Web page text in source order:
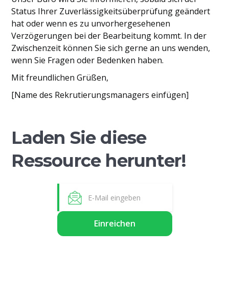
Status Ihrer Zuverlässigkeitsüberprüfung geändert
hat oder wenn es zu unvorhergesehenen
Verzögerungen bei der Bearbeitung kommt. In der
Zwischenzeit können Sie sich gerne an uns wenden,
wenn Sie Fragen oder Bedenken haben.
Mit freundlichen Grüßen,
[Name des Rekrutierungsmanagers einfügen]
Laden Sie diese
Ressource herunter!